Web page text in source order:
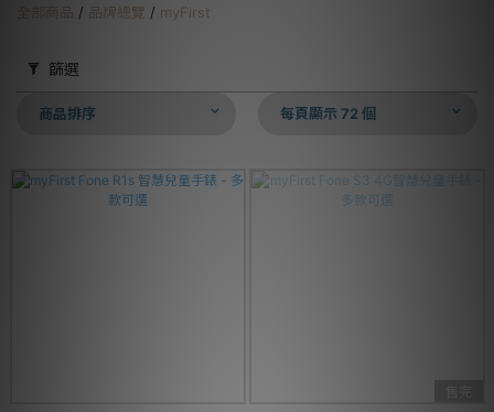
全部商品 / 品牌總覽 / myFirst
篩選
商品排序 每頁顯示 72 個